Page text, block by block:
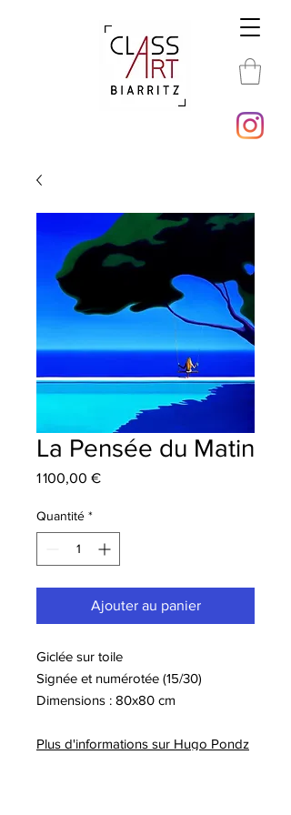
La Pensée du Matin
1 100,00 €Prix
Quantité *
Ajouter au panier
Giclée sur toile
Signée et numérotée (15/30)
Dimensions : 80x80 cm
Plus d'informations sur Hugo Pondz